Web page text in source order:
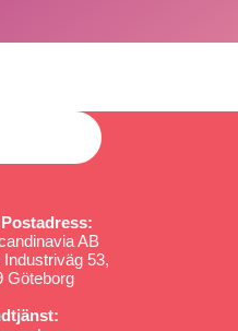
AB
53,
Göteborg